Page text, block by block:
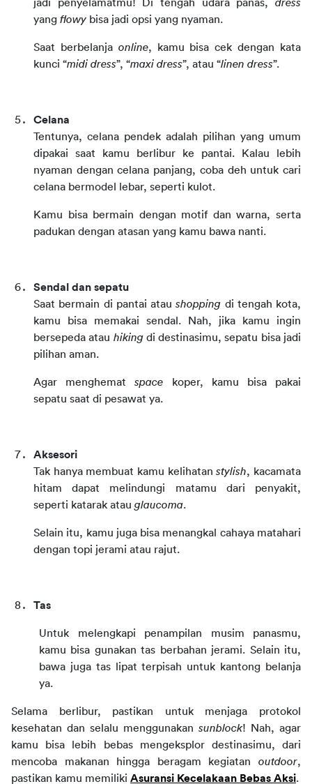
jadi penyelamatmu! Di tengah udara panas, dress
yang flowy bisa jadi opsi yang nyaman.
Saat berbelanja online, kamu bisa cek dengan kata
kunci “midi dress”, “maxi dress”, atau “linen dress”.
Celana
Tentunya, celana pendek adalah pilihan yang umum
dipakai saat kamu berlibur ke pantai. Kalau lebih
nyaman dengan celana panjang, coba deh untuk cari
celana bermodel lebar, seperti kulot.
Kamu bisa bermain dengan motif dan warna, serta
padukan dengan atasan yang kamu bawa nanti.
Sendal dan sepatu
Saat bermain di pantai atau shopping di tengah kota,
kamu bisa memakai sendal. Nah, jika kamu ingin
bersepeda atau hiking di destinasimu, sepatu bisa jadi
pilihan aman.
Agar menghemat space koper, kamu bisa pakai
sepatu saat di pesawat ya.
Aksesori
Tak hanya membuat kamu kelihatan stylish, kacamata
hitam dapat melindungi matamu dari penyakit,
seperti katarak atau glaucoma.
Selain itu, kamu juga bisa menangkal cahaya matahari
dengan topi jerami atau rajut.
Tas
Untuk melengkapi penampilan musim panasmu,
kamu bisa gunakan tas berbahan jerami. Selain itu,
bawa juga tas lipat terpisah untuk kantong belanja
ya.
Selama berlibur, pastikan untuk menjaga protokol
kesehatan dan selalu menggunakan sunblock! Nah, agar
kamu bisa lebih bebas mengeksplor destinasimu, dari
mencoba makanan hingga beragam kegiatan outdoor,
pastikan kamu memiliki Asuransi Kecelakaan Bebas Aksi.